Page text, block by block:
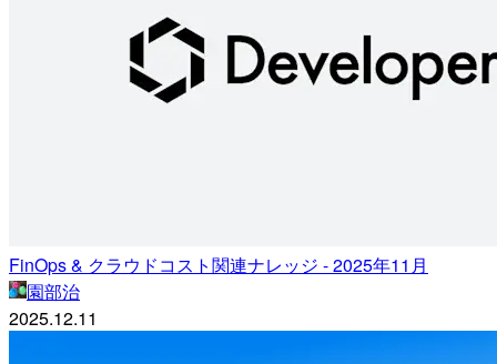
FinOps & クラウドコスト関連ナレッジ - 2025年11月
園部治
2025.12.11